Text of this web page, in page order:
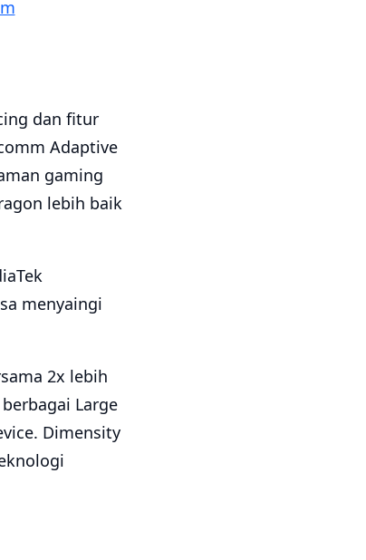
dan fitur
Adaptive
gaming
lebih baik
menyaingi
2x lebih
Large
Dimensity